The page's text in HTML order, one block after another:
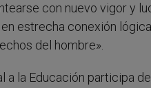
con nuevo vigor y
estrecha conexión
del hombre».
a la Educación participa